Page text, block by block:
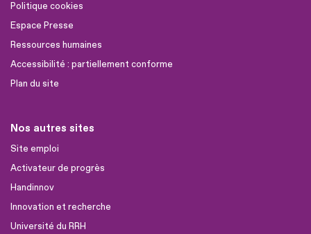
Politique cookies
Espace Presse
Ressources humaines
Accessibilité : partiellement conforme
Plan du site
Nos autres sites
Site emploi
Activateur de progrès
Handinnov
Innovation et recherche
Université du RRH